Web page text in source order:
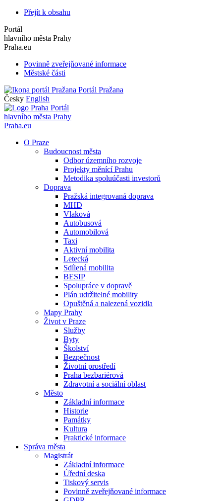
Přejít k obsahu
Portál
hlavního města Prahy
Praha.eu
Povinně zveřejňované informace
Městské části
Portál Pražana
Česky English
Portál
hlavního města Prahy
Praha.eu
O Praze
Budoucnost města
Odbor územního rozvoje
Projekty měnící Prahu
Metodika spoluúčasti investorů
Doprava
Pražská integrovaná doprava
MHD
Vlaková
Autobusová
Automobilová
Taxi
Aktivní mobilita
Letecká
Sdílená mobilita
BESIP
Spolupráce v dopravě
Plán udržitelné mobility
Opuštěná a nalezená vozidla
Mapy Prahy
Život v Praze
Služby
Byty
Školství
Bezpečnost
Životní prostředí
Praha bezbariérová
Zdravotní a sociální oblast
Město
Základní informace
Historie
Památky
Kultura
Praktické informace
Správa města
Magistrát
Základní informace
Úřední deska
Tiskový servis
Povinně zveřejňované informace